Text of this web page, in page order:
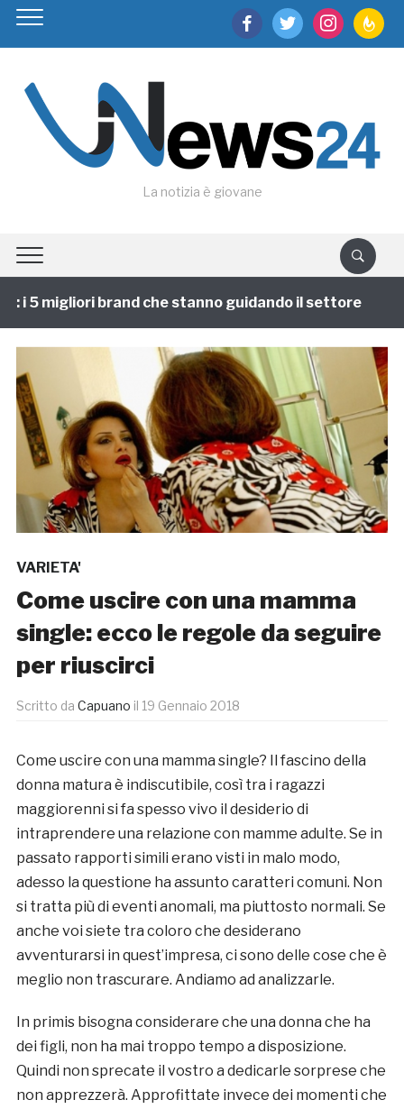
facebooktwitter instagram
La notizia è giovane
5 migliori brand che stanno guidando il settore
VARIETA'
Come uscire con una mamma
single: ecco le regole da seguire
per riuscirci
Scritto da Capuano il 19 Gennaio 2018
Come uscire con una mamma single? Il fascino della
donna matura è indiscutibile, così tra i ragazzi
maggiorenni si fa spesso vivo il desiderio di
intraprendere una relazione con mamme adulte. Se in
passato rapporti simili erano visti in malo modo,
adesso la questione ha assunto caratteri comuni. Non
si tratta più di eventi anomali, ma piuttosto normali. Se
anche voi siete tra coloro che desiderano
avventurarsi in quest’impresa, ci sono delle cose che è
meglio non trascurare. Andiamo ad analizzarle.
In primis bisogna considerare che una donna che ha
dei figli, non ha mai troppo tempo a disposizione.
Quindi non sprecate il vostro a dedicarle sorprese che
non apprezzerà. Approfittate invece dei momenti che